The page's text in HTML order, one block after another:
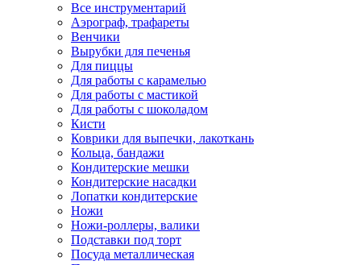
Все инструментарий
Аэрограф, трафареты
Венчики
Вырубки для печенья
Для пиццы
Для работы с карамелью
Для работы с мастикой
Для работы с шоколадом
Кисти
Коврики для выпечки, лакоткань
Кольца, бандажи
Кондитерские мешки
Кондитерские насадки
Лопатки кондитерские
Ножи
Ножи-роллеры, валики
Подставки под торт
Посуда металлическая